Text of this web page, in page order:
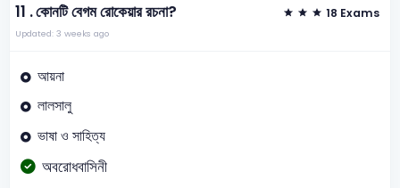
11 .কোনটি বেগম রোকেয়ার রচনা? 18 Exams
Updated: 3 weeks ago
আয়না
লালসালু
ভাষা ও সাহিত্য
অবরোধবাসিনী